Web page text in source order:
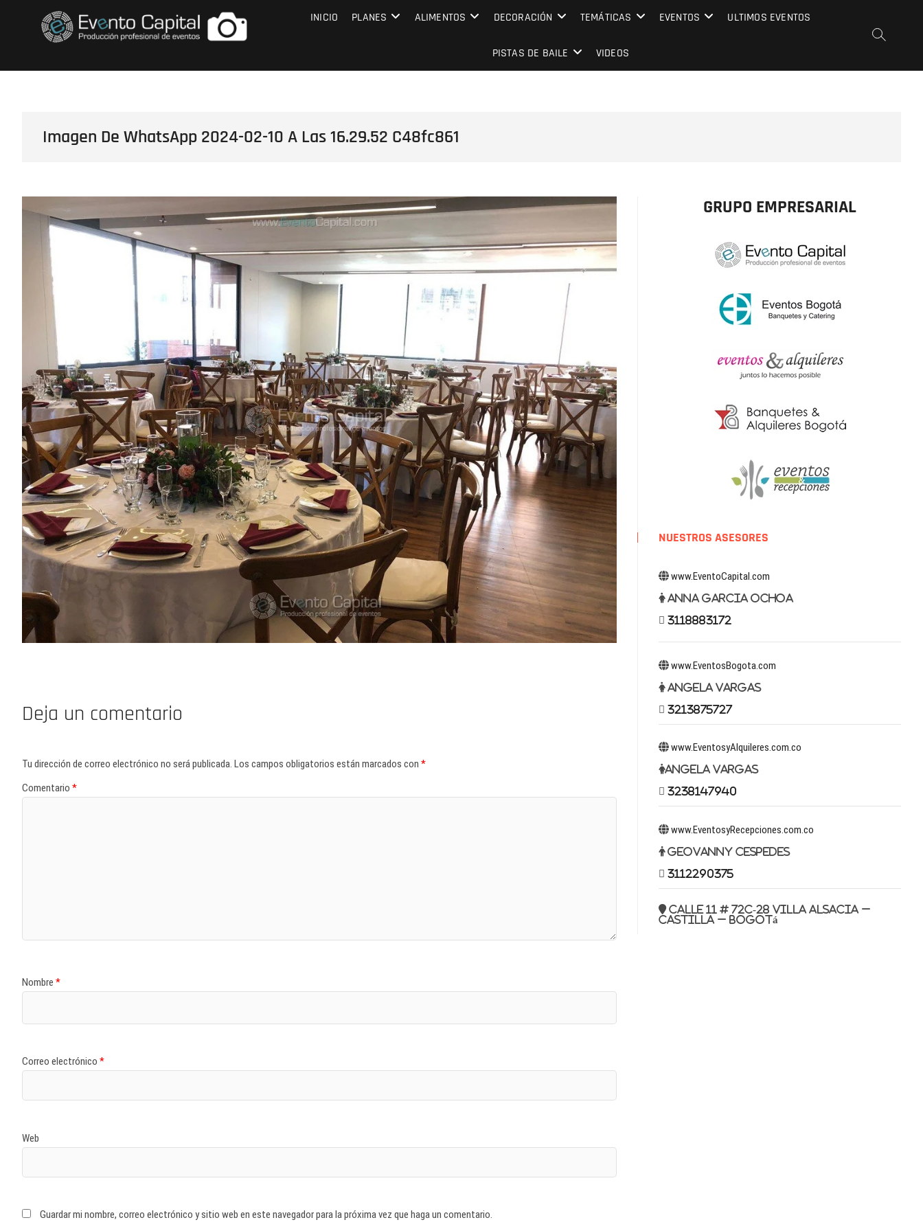
FOTOS GRUPO EMPRESARIAL EVENTO CAPITAL
INICIO PLANES ALIMENTOS DECORACIÓN TEMÁTICAS EVENTOS ULTIMOS EVENTOS
PISTAS DE BAILE VIDEOS
Imagen De WhatsApp 2024-02-10 A Las 16.29.52 C48fc861
Deja un comentario
Tu dirección de correo electrónico no será publicada. Los campos obligatorios están marcados con *
Comentario *
Nombre *
Correo electrónico *
Web
Guardar mi nombre, correo electrónico y sitio web en este navegador para la próxima vez que haga un comentario.
GRUPO EMPRESARIAL
NUESTROS ASESORES
www.EventoCapital.com
Anna Garcia Ochoa
3118883172
www.EventosBogota.com
Angela Vargas
3213875727
www.EventosyAlquileres.com.co
Angela Vargas
3238147940
www.EventosyRecepciones.com.co
Geovanny Cespedes
3112290375
Calle 11 # 72c-28 Villa Alsacia –
Castilla – Bogotá